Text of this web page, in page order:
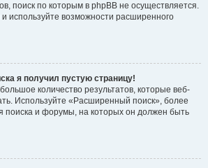
поиск по которым в phpBB не осуществляется.
и используйте возможности расширенного
я получил пустую страницу!
количество результатов, которые веб-
Используйте «Расширенный поиск», более
поиска и форумы, на которых он должен быть